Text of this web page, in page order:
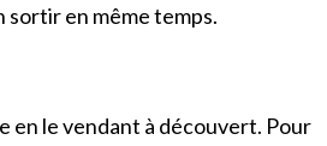
sortir en même temps.
en le vendant à découvert. Pour